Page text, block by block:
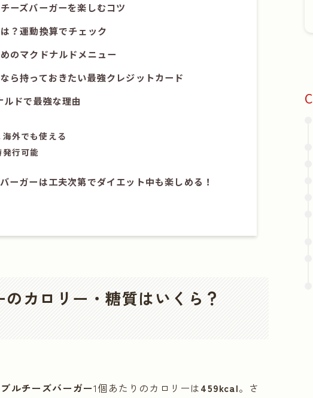
ーズバーガーを楽しむコツ
？運動換算でチェック
のマクドナルドメニュー
ら持っておきたい最強クレジットカード
ドで最強な理由
外でも使える
行可能
ーガーは工夫次第でダイエット中も楽しめる！
カロリー・糖質はいくら？
ルチーズバーガー1個あたりのカロリーは459kcal。さ